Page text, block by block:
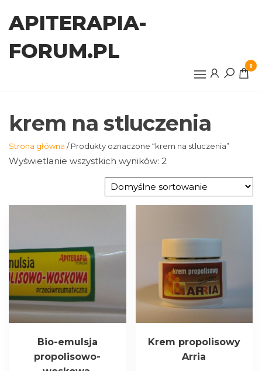
APITERAPIA-
FORUM.PL
0
krem na stluczenia
Strona główna / Produkty oznaczone “krem na stluczenia”
Wyświetlanie wszystkich wyników: 2
Bio-emulsja
propolisowo-
Krem propolisowy
Arria